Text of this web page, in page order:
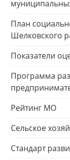
План
Шелковского
Показатели
Программа
Рейтинг МО
Сельское
Стандарт